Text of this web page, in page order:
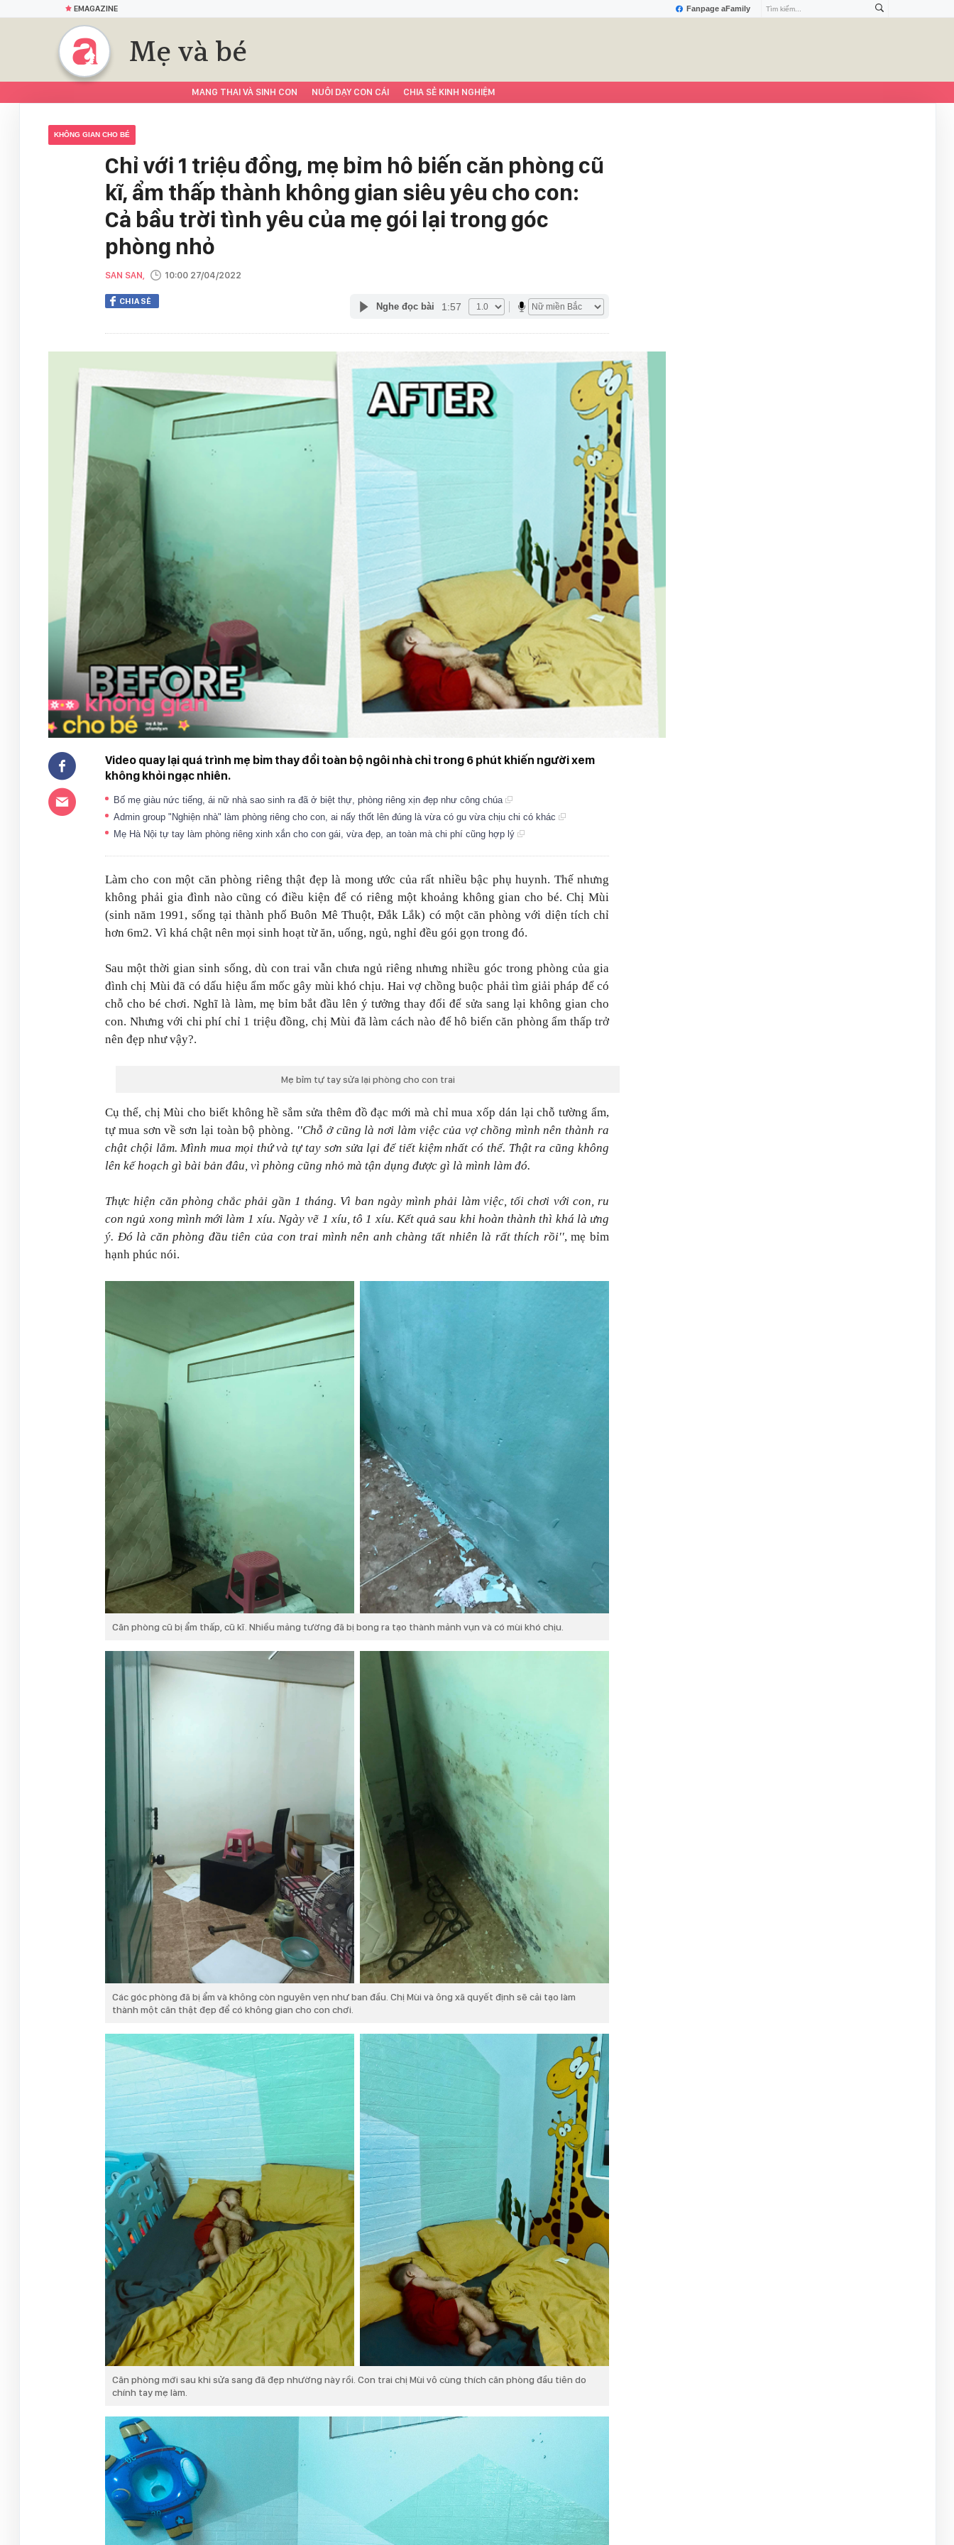
Fanpage aFamily
EMAGAZINE
Mẹ và bé
MANG THAI VÀ SINH CON NUÔI DẠY CON CÁI CHIA SẺ KINH NGHIỆM
KHÔNG GIAN CHO BÉ
Chỉ với 1 triệu đồng, mẹ bỉm hô biến căn phòng cũ
kĩ, ẩm thấp thành không gian siêu yêu cho con:
Cả bầu trời tình yêu của mẹ gói lại trong góc
phòng nhỏ
SAN SAN, 10:00 27/04/2022
CHIA SẺ Nghe đọc bài 1:57
Video quay lại quá trình mẹ bỉm thay đổi toàn bộ ngôi nhà chỉ trong 6 phút khiến người xem
không khỏi ngạc nhiên.
Bố mẹ giàu nức tiếng, ái nữ nhà sao sinh ra đã ở biệt thự, phòng riêng xịn đẹp như công chúa
Admin group "Nghiện nhà" làm phòng riêng cho con, ai nấy thốt lên đúng là vừa có gu vừa chịu chi có khác
Mẹ Hà Nội tự tay làm phòng riêng xinh xắn cho con gái, vừa đẹp, an toàn mà chi phí cũng hợp lý
Làm cho con một căn phòng riêng thật đẹp là mong ước của rất nhiều bậc phụ huynh. Thế nhưng
không phải gia đình nào cũng có điều kiện để có riêng một khoảng không gian cho bé. Chị Mùi
(sinh năm 1991, sống tại thành phố Buôn Mê Thuột, Đắk Lắk) có một căn phòng với diện tích chỉ
hơn 6m2. Vì khá chật nên mọi sinh hoạt từ ăn, uống, ngủ, nghỉ đều gói gọn trong đó.
Sau một thời gian sinh sống, dù con trai vẫn chưa ngủ riêng nhưng nhiều góc trong phòng của gia
đình chị Mùi đã có dấu hiệu ẩm mốc gây mùi khó chịu. Hai vợ chồng buộc phải tìm giải pháp để có
chỗ cho bé chơi. Nghĩ là làm, mẹ bỉm bắt đầu lên ý tưởng thay đổi để sửa sang lại không gian cho
con. Nhưng với chi phí chỉ 1 triệu đồng, chị Mùi đã làm cách nào để hô biến căn phòng ẩm thấp trở
nên đẹp như vậy?.
Mẹ bỉm tự tay sửa lại phòng cho con trai
Cụ thể, chị Mùi cho biết không hề sắm sửa thêm đồ đạc mới mà chỉ mua xốp dán lại chỗ tường ẩm,
tự mua sơn về sơn lại toàn bộ phòng. ''Chỗ ở cũng là nơi làm việc của vợ chồng mình nên thành ra
chật chội lắm. Mình mua mọi thứ và tự tay sơn sửa lại để tiết kiệm nhất có thể. Thật ra cũng không
lên kế hoạch gì bài bản đâu, vì phòng cũng nhỏ mà tận dụng được gì là mình làm đó.
Thực hiện căn phòng chắc phải gần 1 tháng. Vì ban ngày mình phải làm việc, tối chơi với con, ru
con ngủ xong mình mới làm 1 xíu. Ngày vẽ 1 xíu, tô 1 xíu. Kết quả sau khi hoàn thành thì khá là ưng
ý. Đó là căn phòng đầu tiên của con trai mình nên anh chàng tất nhiên là rất thích rồi'', mẹ bỉm
hạnh phúc nói.
Căn phòng cũ bị ẩm thấp, cũ kĩ. Nhiều mảng tường đã bị bong ra tạo thành mảnh vụn và có mùi khó chịu.
Các góc phòng đã bị ẩm và không còn nguyên vẹn như ban đầu. Chị Mùi và ông xã quyết định sẽ cải tạo làm
thành một căn thật đẹp để có không gian cho con chơi.
Căn phòng mới sau khi sửa sang đã đẹp nhường này rồi. Con trai chị Mùi vô cùng thích căn phòng đầu tiên do
chính tay mẹ làm.